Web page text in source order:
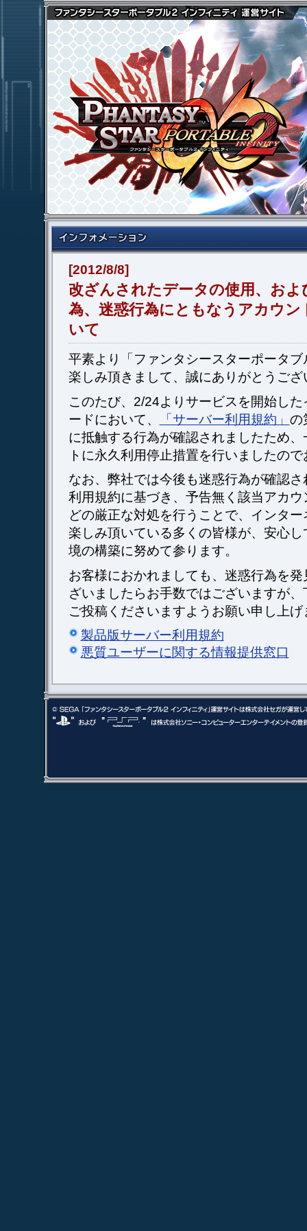
[2012/8/8]
改ざんされたデータの使用、およ
為、迷惑行為にともなうアカウン
いて
平素より「ファンタシースターポータ
楽しみ頂きまして、誠にありがとうござ
このたび、2/24よりサービスを開始し
ードにおいて、
「サーバー利用規約」
に抵触する行為が確認されましたため
トに永久利用停止措置を行いましたの
なお、弊社では今後も迷惑行為が確認
利用規約に基づき、予告無く該当アカ
どの厳正な対処を行うことで、インタ
楽しみ頂いている多くの皆様が、安心
境の構築に努めて参ります。
お客様におかれましても、迷惑行為を
ざいましたらお手数ではございますが
ご投稿くださいますようお願い申し上げ
製品版サーバー利用規約
悪質ユーザーに関する情報提供窓口